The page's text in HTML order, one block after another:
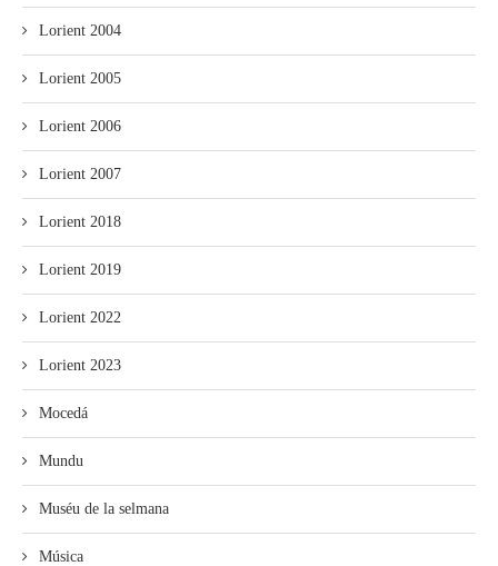
Lorient 2004
Lorient 2005
Lorient 2006
Lorient 2007
Lorient 2018
Lorient 2019
Lorient 2022
Lorient 2023
Mocedá
Mundu
Muséu de la selmana
Música